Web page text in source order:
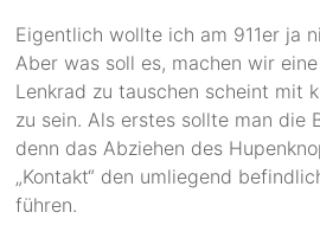
Eigentlich wollte ich am 911er ja
Aber was soll es, machen wir
Lenkrad zu tauschen scheint mit
zu sein. Als erstes sollte man die
denn das Abziehen des
„Kontakt“ den umliegend
führen.